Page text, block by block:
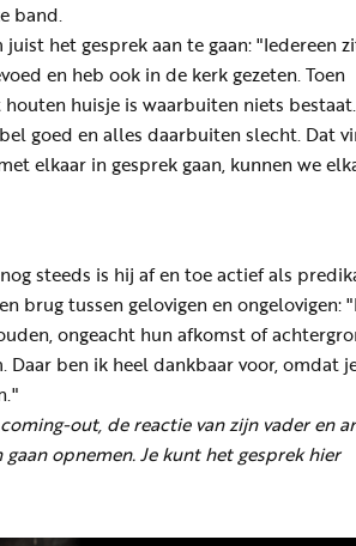
band.
het gesprek aan te gaan: "Iedereen
en heb ook in de kerk gezeten. Toen
huisje is waarbuiten niets bestaat.
goed en alles daarbuiten slecht. Dat
elkaar in gesprek gaan, kunnen we
steeds is hij af en toe actief als
brug tussen gelovigen en ongelovigen:
ongeacht hun afkomst of
ben ik heel dankbaar voor, omdat
out, de reactie van zijn vader en
opnemen. Je kunt het gesprek hier